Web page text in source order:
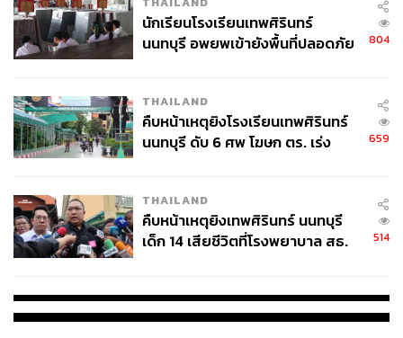
นักเรียนโรงเรียนเทพศิรินทร์
นนทบุรี อพยพเข้ายังพื้นที่ปลอดภัย
804
THAILAND
คืบหน้าเหตุยิงโรงเรียนเทพศิรินทร์
นนทบุรี ดับ 6 ศพ โฆษก ตร. เร่ง
659
THAILAND
คืบหน้าเหตุยิงเทพศิรินทร์ นนทบุรี
เด็ก 14 เสียชีวิตที่โรงพยาบาล สธ.
514